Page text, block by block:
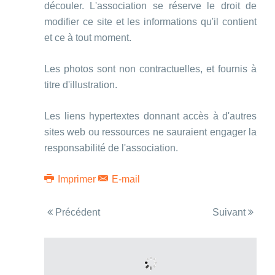
découler. L'association se réserve le droit de
modifier ce site et les informations qu'il contient
et ce à tout moment.
Les photos sont non contractuelles, et fournis à
titre d'illustration.
Les liens hypertextes donnant accès à d'autres
sites web ou ressources ne sauraient engager la
responsabilité de l'association.
Imprimer E-mail
Précédent Suivant